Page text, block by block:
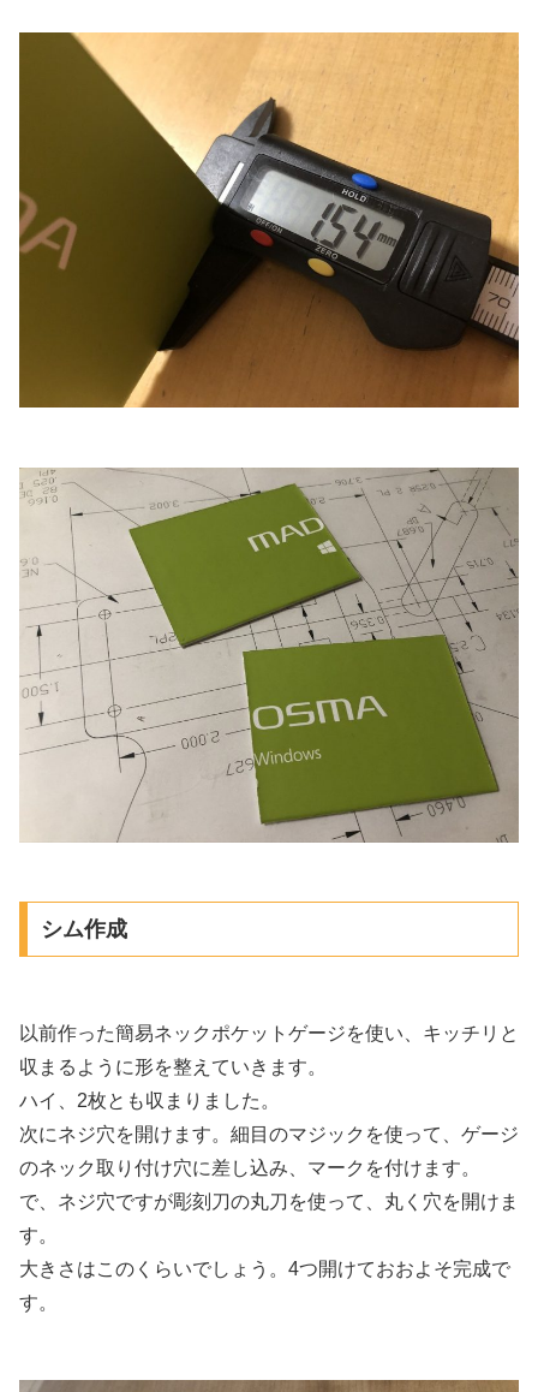
シム作成
以前作った簡易ネックポケットゲージを使い、キッチリと
収まるように形を整えていきます。
ハイ、2枚とも収まりました。
次にネジ穴を開けます。細目のマジックを使って、ゲージ
のネック取り付け穴に差し込み、マークを付けます。
で、ネジ穴ですが彫刻刀の丸刀を使って、丸く穴を開けま
す。
大きさはこのくらいでしょう。4つ開けておおよそ完成で
す。